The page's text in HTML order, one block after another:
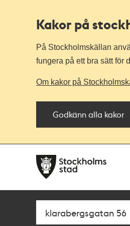
Kakor på
På Stockholmskällan
fungera på ett bra sätt för
Om kakor på
Godkänn alla kakor
navigationen
huvudinnehållet
Sök